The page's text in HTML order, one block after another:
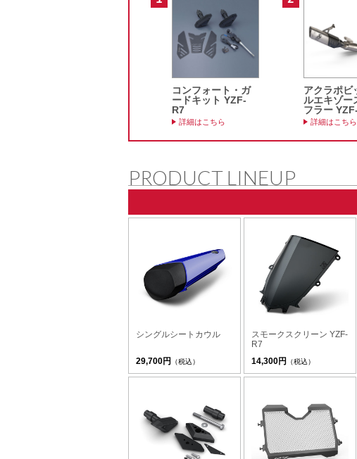
コンフォート・ガ
ードキット YZF-
R7
詳細はこちら
アクラポビ
ルエキゾー
フラー
詳細はこちら
PRODUCT LINEUP
シングルシートカウル
29,700円 （税込）
スモークスクリーン YZF-
R7
14,300円
（税込）